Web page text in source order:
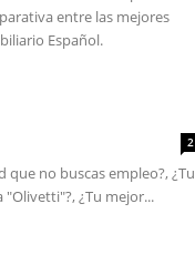
entre las mejores
Español.
2
no buscas empleo?, ¿Tu
¿Tu mejor...